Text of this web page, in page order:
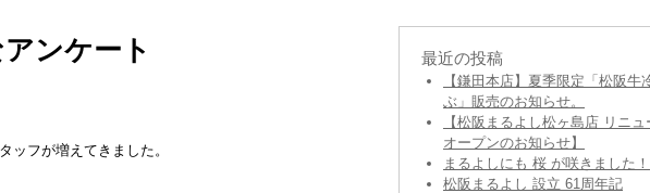
ンケート
ッフが増えてきました。
最近の投稿
【鎌田本店】夏季限定「松阪牛
ぶ」販売のお知らせ。
【松阪まるよし松ヶ島店 リニ
オープンのお知らせ】
まるよしにも 桜 が咲きました！
松阪まるよし 設立 61周年記